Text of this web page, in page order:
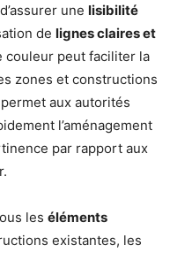
une lisibilité
de lignes claires et
couleur peut faciliter la
zones et constructions
aux autorités
l’aménagement
par rapport aux
les éléments
existantes, les